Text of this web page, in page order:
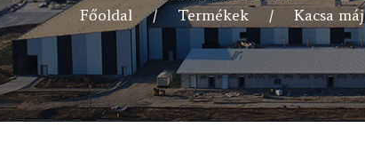
Főoldal Termékek Kacsa máj